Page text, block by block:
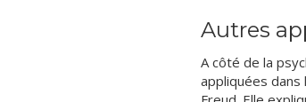
Autres
A côté de la
appliquées